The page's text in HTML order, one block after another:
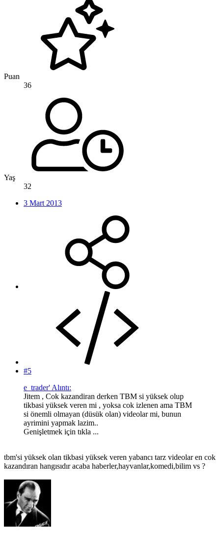
Puan
36
Yaş
32
3 Mart 2013
#5
e_trader' Alıntı:
Jitem , Cok kazandiran derken TBM si yüksek olup
tikbasi yüksek veren mi , yoksa cok izlenen ama TBM
si önemli olmayan (düsük olan) videolar mi, bunun
ayrimini yapmak lazim..
Genişletmek için tıkla ...
tbm'si yüksek olan tikbasi yüksek veren yabancı tarz videolar en cok
kazandıran hangısıdır acaba haberler,hayvanlar,komedi,bilim vs ?